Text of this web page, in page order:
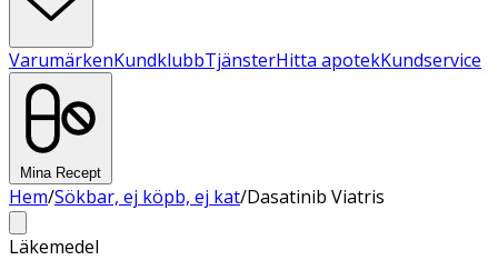
VarumärkenKundklubbTjänsterHitta apotekKundservice
Mina Recept
Hem/Sökbar, ej köpb, ej kat/Dasatinib Viatris
Läkemedel